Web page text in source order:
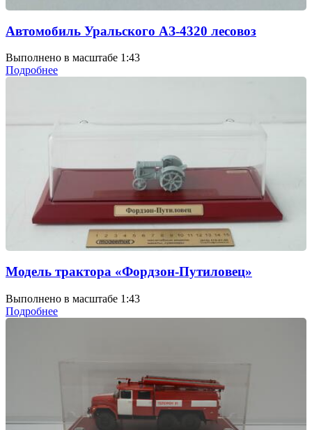
Автомобиль Уральского АЗ-4320 лесовоз
Выполнено в масштабе 1:43
Подробнее
Модель трактора «Фордзон-Путиловец»
Выполнено в масштабе 1:43
Подробнее